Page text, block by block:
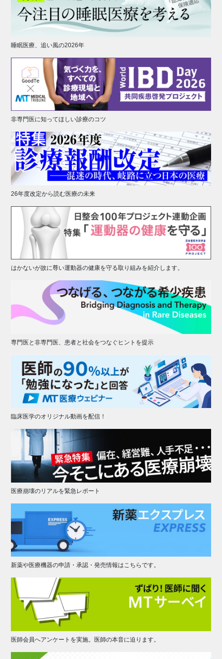
睡眠医療、追い風の2026年
非専門医に知ってほしい診療のコツ
26年度改定から読む医療の未来
はかないが故に尊い運動器の健康を守る取り組みを紹介します。
専門医と非専門医、患者と社会をつなぐヒントを提示
臨床医学のオリジナル動画を配信！
医療崩壊のリアルを緊急レポート
新薬や医療機器の申請・承認・発売情報はこちらです。
医師会員へアンケートを実施。医師の本音に迫ります。